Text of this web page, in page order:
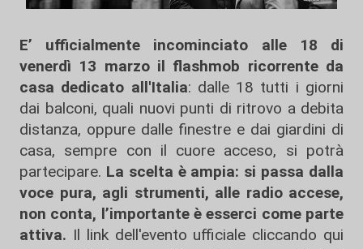
E’ ufficialmente incominciato alle 18 di
venerdì 13 marzo il flashmob ricorrente da
casa dedicato all'Italia: dalle 18 tutti i giorni
dai balconi, quali nuovi punti di ritrovo a debita
distanza, oppure dalle finestre e dai giardini di
casa, sempre con il cuore acceso, si potrà
partecipare. La scelta è ampia: si passa dalla
voce pura, agli strumenti, alle radio accese,
non conta, l’importante è esserci come parte
attiva. Il link dell'evento ufficiale cliccando qui